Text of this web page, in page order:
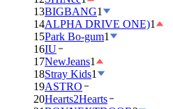
13BIGBANG1
14ALPHA DRIVE ONE)1
15Park Bo-gum1
16IU
17NewJeans1
18Stray Kids1
19ASTRO
20Hearts2Hearts